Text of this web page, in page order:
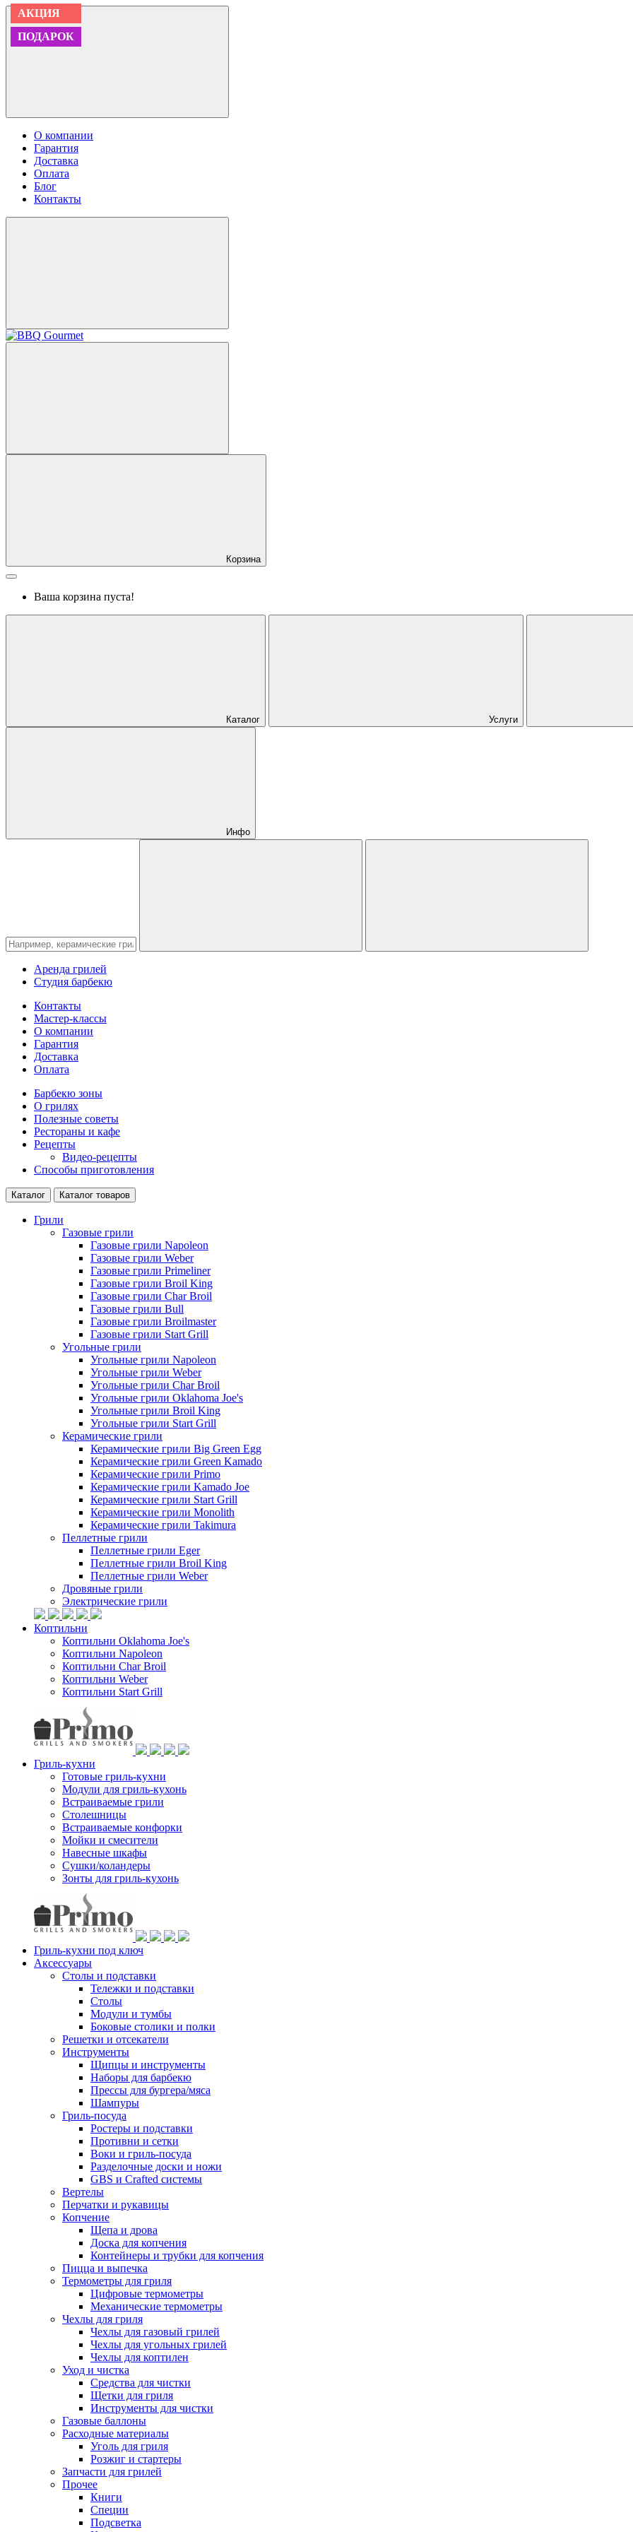
О компании
Гарантия
Доставка
Оплата
Блог
Контакты
Корзина
Ваша корзина пуста!
Каталог Услуги
Инфо
Аренда грилей
Студия барбекю
Контакты
Мастер-классы
О компании
Гарантия
Доставка
Оплата
Барбекю зоны
О грилях
Полезные советы
Рестораны и кафе
Рецепты
Видео-рецепты
Способы приготовления
Каталог Каталог товаров
Грили
Газовые грили
Газовые грили Napoleon
Газовые грили Weber
Газовые грили Primeliner
Газовые грили Broil King
Газовые грили Char Broil
Газовые грили Bull
Газовые грили Broilmaster
Газовые грили Start Grill
Угольные грили
Угольные грили Napoleon
Угольные грили Weber
Угольные грили Char Broil
Угольные грили Oklahoma Joe's
Угольные грили Broil King
Угольные грили Start Grill
Керамические грили
Керамические грили Big Green Egg
Керамические грили Green Kamado
Керамические грили Primo
Керамические грили Kamado Joe
Керамические грили Start Grill
Керамические грили Monolith
Керамические грили Takimura
Пеллетные грили
Пеллетные грили Eger
Пеллетные грили Broil King
Пеллетные грили Weber
Дровяные грили
Электрические грили
Коптильни
Коптильни Oklahoma Joe's
Коптильни Napoleon
Коптильни Char Broil
Коптильни Weber
Коптильни Start Grill
Гриль-кухни
Готовые гриль-кухни
Модули для гриль-кухонь
Встраиваемые грили
Столешницы
Встраиваемые конфорки
Мойки и смесители
Навесные шкафы
Сушки/коландеры
Зонты для гриль-кухонь
Гриль-кухни под ключ
Аксессуары
Столы и подставки
Тележки и подставки
Столы
Модули и тумбы
Боковые столики и полки
Решетки и отсекатели
Инструменты
Щипцы и инструменты
Наборы для барбекю
Прессы для бургера/мяса
Шампуры
Гриль-посуда
Ростеры и подставки
Противни и сетки
Воки и гриль-посуда
Разделочные доски и ножи
GBS и Crafted системы
Вертелы
Перчатки и рукавицы
Копчение
Щепа и дрова
Доска для копчения
Контейнеры и трубки для копчения
Пицца и выпечка
Термометры для гриля
Цифровые термометры
Механические термометры
Чехлы для гриля
Чехлы для газовый грилей
Чехлы для угольных грилей
Чехлы для коптилен
Уход и чистка
Средства для чистки
Щетки для гриля
Инструменты для чистки
Газовые баллоны
Расходные материалы
Уголь для гриля
Розжиг и стартеры
Запчасти для грилей
Прочее
Книги
Специи
Подсветка
АКЦИЯ
АКЦИЯ
АКЦИЯ
ПОДАРОК
АКЦИЯ
ПОДАРОК
АКЦИЯ
ПОДАРОК
АКЦИЯ
ПОДАРОК
АКЦИЯ
ПОДАРОК
АКЦИЯ
ПОДАРОК
АКЦИЯ
АКЦИЯ